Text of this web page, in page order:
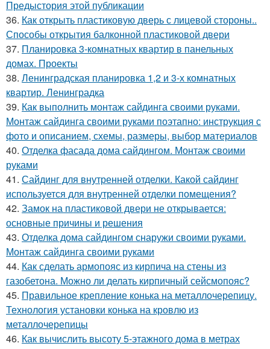
Предыстория этой публикации
36. Как открыть пластиковую дверь с лицевой стороны..
Способы открытия балконной пластиковой двери
37. Планировка 3-комнатных квартир в панельных
домах. Проекты
38. Ленинградская планировка 1,2 и 3-х комнатных
квартир. Ленинградка
39. Как выполнить монтаж сайдинга своими руками.
Монтаж сайдинга своими руками поэтапно: инструкция с
фото и описанием, схемы, размеры, выбор материалов
40. Отделка фасада дома сайдингом. Монтаж своими
руками
41. Сайдинг для внутренней отделки. Какой сайдинг
используется для внутренней отделки помещения?
42. Замок на пластиковой двери не открывается:
основные причины и решения
43. Отделка дома сайдингом снаружи своими руками.
Монтаж сайдинга своими руками
44. Как сделать армопояс из кирпича на стены из
газобетона. Можно ли делать кирпичный сейсмопояс?
45. Правильное крепление конька на металлочерепицу.
Технология установки конька на кровлю из
металлочерепицы
46. Как вычислить высоту 5-этажного дома в метрах